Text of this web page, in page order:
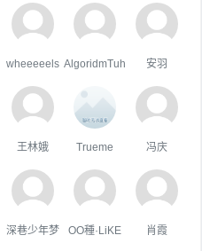
wheeeeels AlgoridmTuh 安羽
王林娥 Trueme 冯庆
深巷少年梦 OO種·LiKE 肖霞